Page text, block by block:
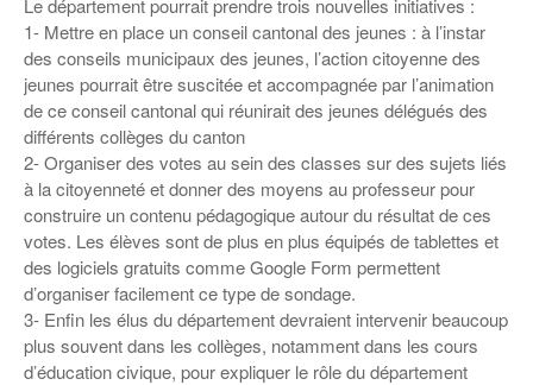
Le département pourrait prendre trois nouvelles initiatives :
1- Mettre en place un conseil cantonal des jeunes : à l’instar
des conseils municipaux des jeunes, l’action citoyenne des
jeunes pourrait être suscitée et accompagnée par l’animation
de ce conseil cantonal qui réunirait des jeunes délégués des
différents collèges du canton
2- Organiser des votes au sein des classes sur des sujets liés
à la citoyenneté et donner des moyens au professeur pour
construire un contenu pédagogique autour du résultat de ces
votes. Les élèves sont de plus en plus équipés de tablettes et
des logiciels gratuits comme Google Form permettent
d’organiser facilement ce type de sondage.
3- Enfin les élus du département devraient intervenir beaucoup
plus souvent dans les collèges, notamment dans les cours
d’éducation civique, pour expliquer le rôle du département